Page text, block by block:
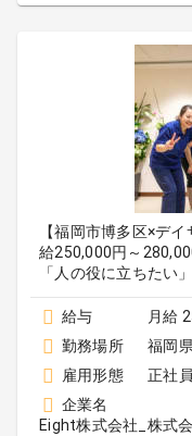
【福岡市博多区×デ
給250,000円～
「人の役に立ちたい
給与
月給
勤務場所
福岡
雇用形態
正社員
企業名
Eight株式会社_株式